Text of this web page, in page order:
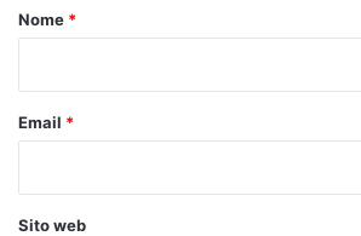
o
Nome *
Email *
Sito web